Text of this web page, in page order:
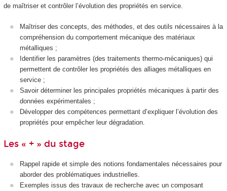
de maîtriser et contrôler l’évolution des propriétés en service.
Maîtriser des concepts, des méthodes, et des outils nécessaires à la
compréhension du comportement mécanique des matériaux
métalliques ;
Identifier les paramètres (des traitements thermo-mécaniques) qui
permettent de contrôler les propriétés des alliages métalliques en
service ;
Savoir déterminer les principales propriétés mécaniques à partir des
données expérimentales ;
Développer des compétences permettant d’expliquer l’évolution des
propriétés pour empêcher leur dégradation.
Les « + » du stage
Rappel rapide et simple des notions fondamentales nécessaires pour
aborder des problématiques industrielles.
Exemples issus des travaux de recherche avec un composant